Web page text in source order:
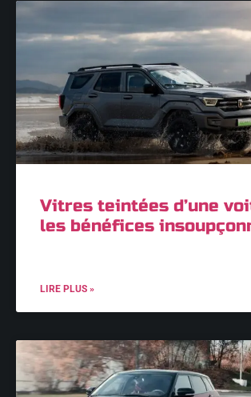
Vitres teintées d’une
les bénéfices
LIRE PLUS »